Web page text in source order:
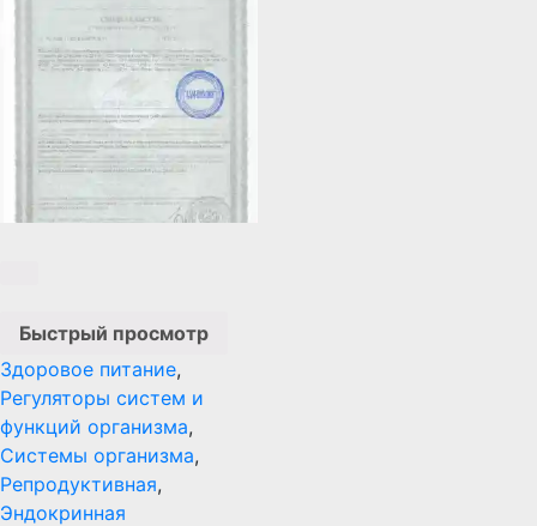
Быстрый просмотр
Здоровое питание,
Регуляторы систем и
функций организма,
Системы организма,
Репродуктивная,
Эндокринная